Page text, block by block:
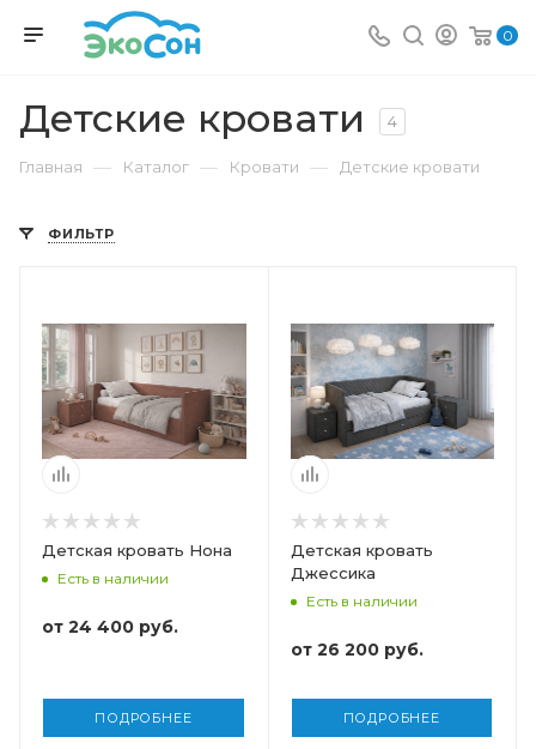
0
Детские кровати 4
Главная — Каталог — Кровати — Детские кровати
ФИЛЬТР
Детская кровать Нона
Есть в наличии
от 24 400 руб.
ПОДРОБНЕЕ
Детская кровать
Джессика
Есть в наличии
от 26 200 руб.
ПОДРОБНЕЕ